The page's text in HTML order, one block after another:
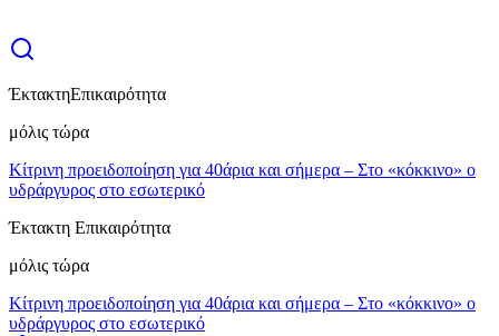
ΈκτακτηΕπικαιρότητα
μόλις τώρα
Κίτρινη προειδοποίηση για 40άρια και σήμερα – Στο «κόκκινο» ο
υδράργυρος στο εσωτερικό
Έκτακτη Επικαιρότητα
μόλις τώρα
Κίτρινη προειδοποίηση για 40άρια και σήμερα – Στο «κόκκινο» ο
υδράργυρος στο εσωτερικό